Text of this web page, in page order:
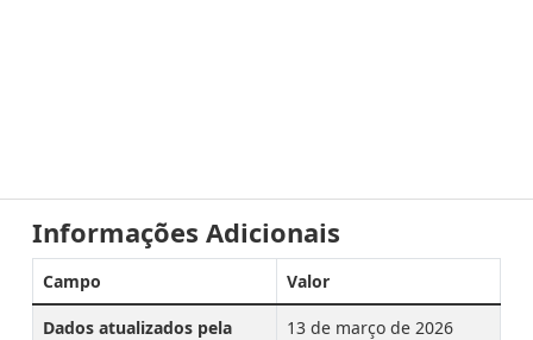
Informações Adicionais
Campo Valor
Dados atualizados pela
13 de março de 2026